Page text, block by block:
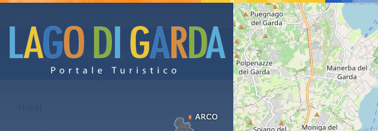
Alloggi e affitti al Lago di Garda